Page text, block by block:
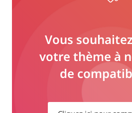
Vous
votre thème à
de